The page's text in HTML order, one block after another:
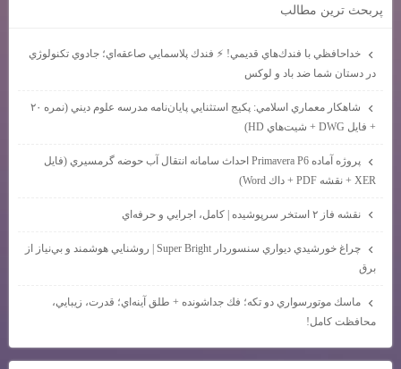
پربحث ترين مطالب
خداحافظي با فندك‌هاي قديمي! ⚡ فندك پلاسمايي صاعقه‌اي؛ جادوي تكنولوژي
در دستان شما ضد باد و لوكس
شاهكار معماري اسلامي: پكيج استثنايي پايان‌نامه مدرسه علوم ديني (نمره ۲۰
+ فايل DWG + شيت‌هاي HD)
پروژه آماده Primavera P6 احداث سامانه انتقال آب حوضه گرمسيري (فايل
XER + نقشه PDF + داك Word)
نقشه فاز ۲ استخر سرپوشيده | كامل، اجرايي و حرفه‌اي
چراغ خورشيدي ديواري سنسوردار Super Bright | روشنايي هوشمند و بي‌نياز از
برق
ماسك موتورسواري دو تكه؛ فك جداشونده + طلق آينه‌اي؛ قدرت، زيبايي،
محافظت كامل!